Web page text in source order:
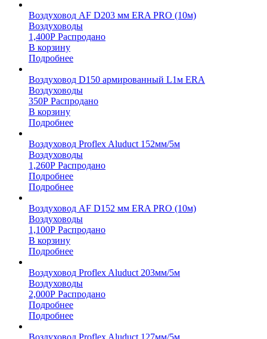
Воздуховод AF D203 мм ERA PRO (10м)
Воздуховоды
1,400Р Распродано
В корзину
Подробнее
Воздуховод D150 армированный L1м ERA
Воздуховоды
350Р Распродано
В корзину
Подробнее
Воздуховод Proflex Aluduct 152мм/5м
Воздуховоды
1,260Р Распродано
Подробнее
Подробнее
Воздуховод AF D152 мм ERA PRO (10м)
Воздуховоды
1,100Р Распродано
В корзину
Подробнее
Воздуховод Proflex Aluduct 203мм/5м
Воздуховоды
2,000Р Распродано
Подробнее
Подробнее